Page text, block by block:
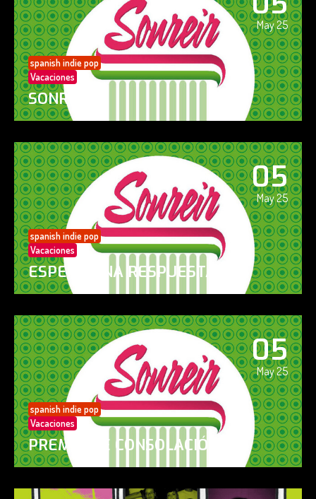
May 25
spanish indie pop
Vacaciones
SONREÍR
05
May 25
spanish indie pop
Vacaciones
ESPERO UNA RESPUESTA
05
May 25
spanish indie pop
Vacaciones
PREMIO DE CONSOLACIÓN